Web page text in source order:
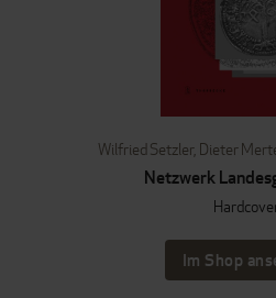
Wilfried Setzler, Dieter
Netzwerk
Im Shop